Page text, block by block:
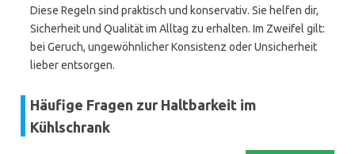
Diese Regeln sind praktisch und konservativ. Sie helfen dir,
Sicherheit und Qualität im Alltag zu erhalten. Im Zweifel gilt:
bei Geruch, ungewöhnlicher Konsistenz oder Unsicherheit
lieber entsorgen.
Häufige Fragen zur Haltbarkeit im
Kühlschrank